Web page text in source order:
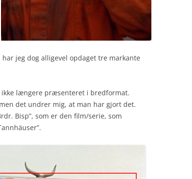
jeg dog alligevel opdaget tre markante
ikke længere præsenteret i bredformat.
det undrer mig, at man har gjort det.
Bisp”, som er den film/serie, som